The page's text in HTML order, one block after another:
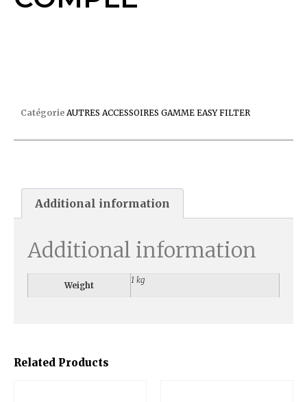
Related Products
Catégorie AUTRES ACCESSOIRES GAMME EASY FILTER
Additional information
Additional information
Weight
1 kg